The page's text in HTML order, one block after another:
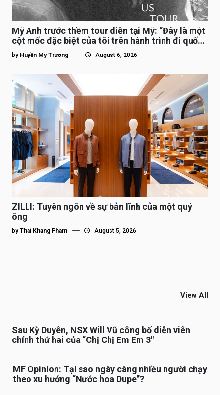
Mỹ Anh trước thềm tour diễn tại Mỹ: “Đây là một
cột mốc đặc biệt của tôi trên hành trình đi quốc
tế”
by Huyền My Trương August 6, 2026
ZILLI: Tuyên ngôn về sự bản lĩnh của một quý
ông
by Thai Khang Pham August 5, 2026
View All
Sau Kỳ Duyên, NSX Will Vũ công bố diễn viên
chính thứ hai của “Chị Chị Em Em 3″
MF Opinion: Tại sao ngày càng nhiều người chạy
theo xu hướng “Nước hoa Dupe”?